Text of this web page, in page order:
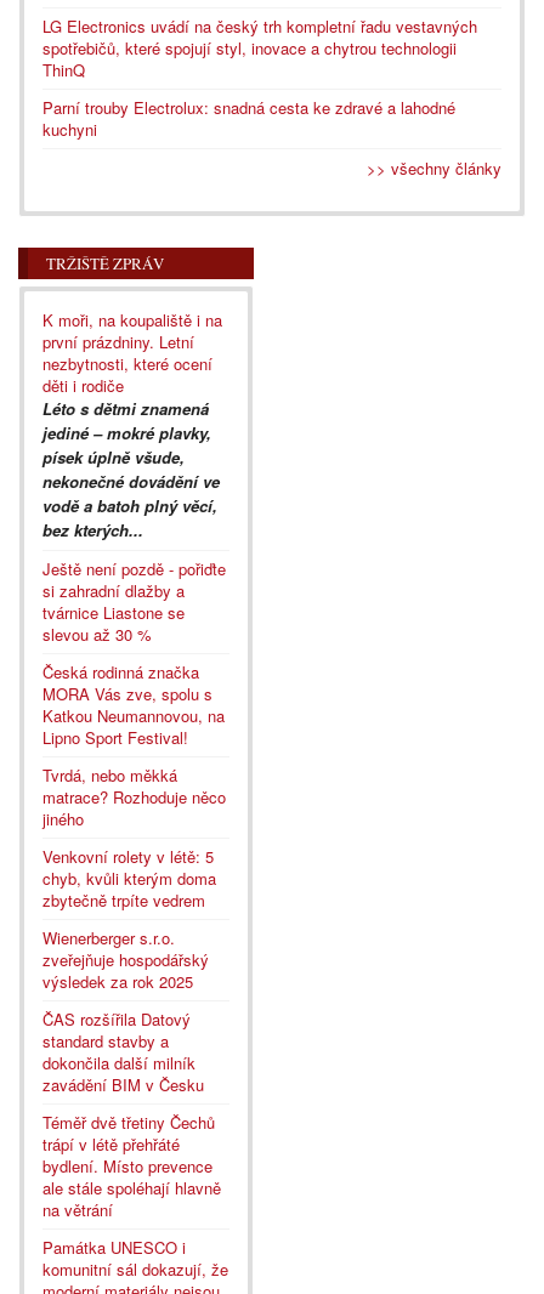
LG Electronics uvádí na český trh kompletní řadu vestavných
spotřebičů, které spojují styl, inovace a chytrou technologii
ThinQ
Parní trouby Electrolux: snadná cesta ke zdravé a lahodné
kuchyni
>> všechny články
TRŽIŠTĚ ZPRÁV
K moři, na koupaliště i na
první prázdniny. Letní
nezbytnosti, které ocení
děti i rodiče
Léto s dětmi znamená
jediné – mokré plavky,
písek úplně všude,
nekonečné dovádění ve
vodě a batoh plný věcí,
bez kterých...
Ještě není pozdě - pořiďte
si zahradní dlažby a
tvárnice Liastone se
slevou až 30 %
Česká rodinná značka
MORA Vás zve, spolu s
Katkou Neumannovou, na
Lipno Sport Festival!
Tvrdá, nebo měkká
matrace? Rozhoduje něco
jiného
Venkovní rolety v létě: 5
chyb, kvůli kterým doma
zbytečně trpíte vedrem
Wienerberger s.r.o.
zveřejňuje hospodářský
výsledek za rok 2025
ČAS rozšířila Datový
standard stavby a
dokončila další milník
zavádění BIM v Česku
Téměř dvě třetiny Čechů
trápí v létě přehřáté
bydlení. Místo prevence
ale stále spoléhají hlavně
na větrání
Památka UNESCO i
komunitní sál dokazují, že